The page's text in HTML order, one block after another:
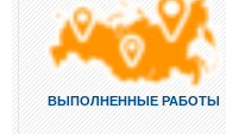
ВЫПОЛНЕННЫЕ РАБОТЫ